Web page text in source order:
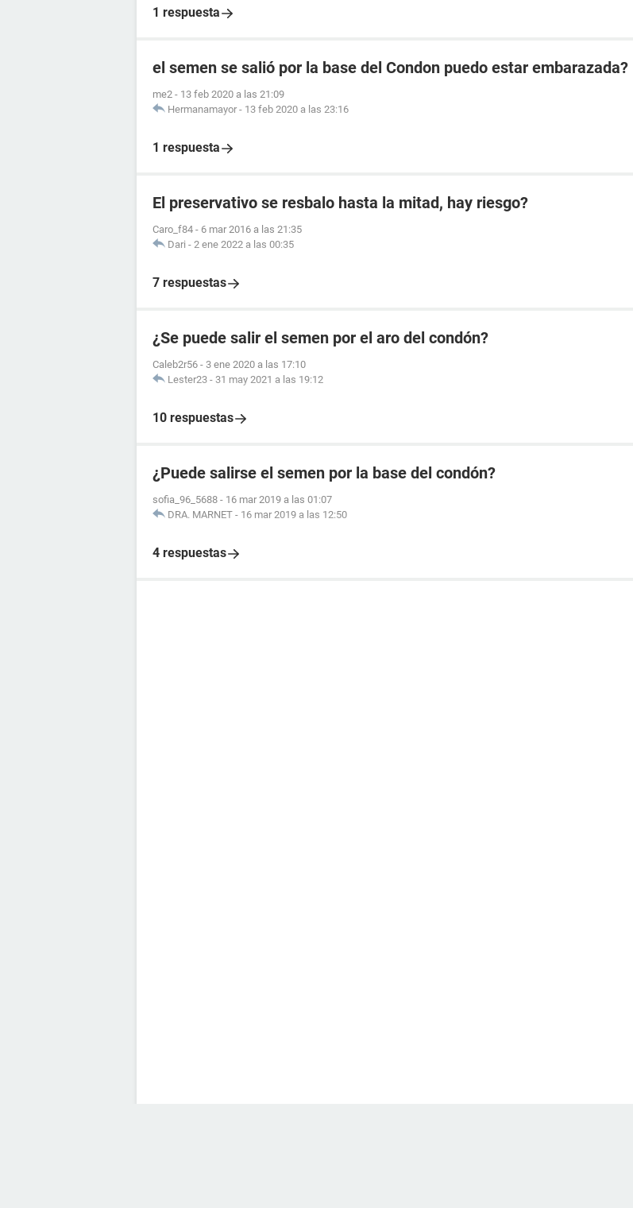
1 respuesta
el semen se salió por la base del Condon puedo estar embarazada?
me2 - 13 feb 2020 a las 21:09
Hermanamayor - 13 feb 2020 a las 23:16
1 respuesta
El preservativo se resbalo hasta la mitad, hay riesgo?
Caro_f84 - 6 mar 2016 a las 21:35
Dari - 2 ene 2022 a las 00:35
7 respuestas
¿Se puede salir el semen por el aro del condón?
Caleb2r56 - 3 ene 2020 a las 17:10
Lester23 - 31 may 2021 a las 19:12
10 respuestas
¿Puede salirse el semen por la base del condón?
sofia_96_5688 - 16 mar 2019 a las 01:07
DRA. MARNET - 16 mar 2019 a las 12:50
4 respuestas